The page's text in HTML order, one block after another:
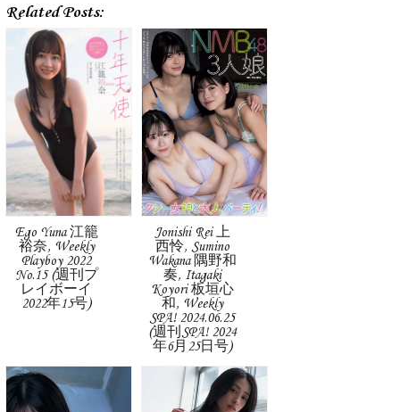
Related Posts:
Ego Yuna 江籠
裕奈, Weekly
Playboy 2022
No.15 (週刊プ
レイボーイ
2022年15号)
Jonishi Rei 上
西怜, Sumino
Wakana 隅野和
奏, Itagaki
Koyori 板垣心
和, Weekly
SPA! 2024.06.25
(週刊SPA! 2024
年6月25日号)